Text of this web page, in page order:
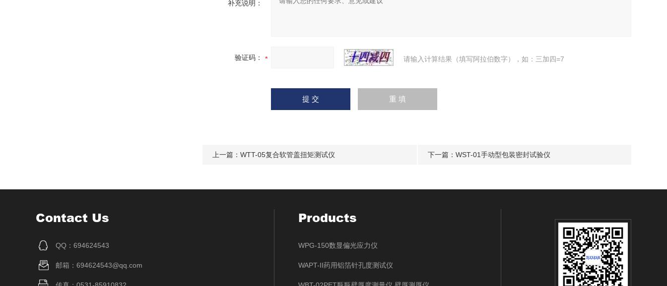
补充说明：
验证码： 请输入计算结果（填写阿拉伯数字），如：三加四=7
上一篇： WTT-05复合软管盖扭矩测试仪 下一篇： WST-01手动型包装密封试验仪
Contact Us
QQ：694624543
邮箱：694624543@qq.com
Products
WPG-150数显偏光应力仪
WAPT-II药用铝箔针孔度测试仪